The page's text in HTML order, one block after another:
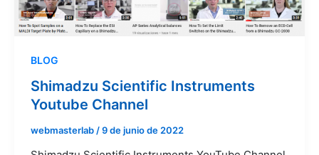
BLOG
Shimadzu Scientific Instruments
Youtube Channel
webmasterlab /9 de junio de 2022